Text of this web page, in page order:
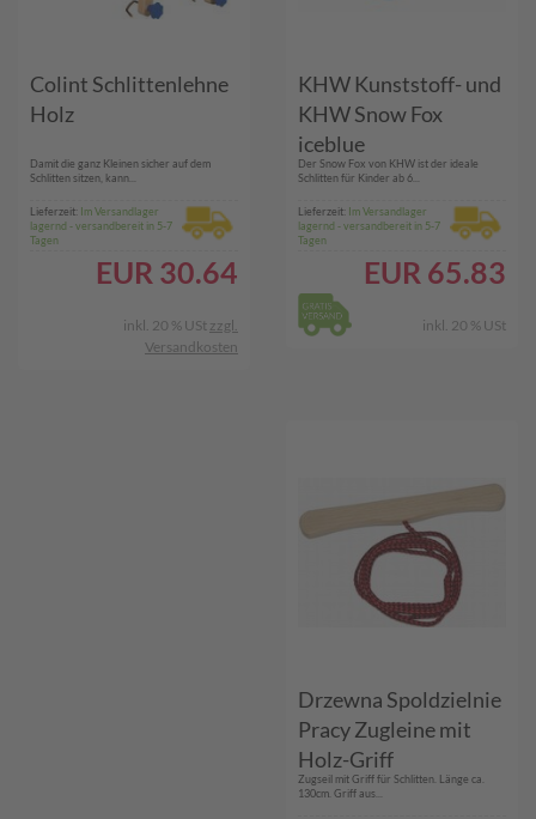
Colint Schlittenlehne
Holz
Damit die ganz Kleinen sicher auf dem
Schlitten sitzen, kann...
Lieferzeit: Im Versandlager
lagernd - versandbereit in 5-7
Tagen
EUR 30.64
inkl. 20 % USt zzgl.
Versandkosten
KHW Kunststoff- und
KHW Snow Fox
iceblue
Der Snow Fox von KHW ist der ideale
Schlitten für Kinder ab 6...
Lieferzeit: Im Versandlager
lagernd - versandbereit in 5-7
Tagen
EUR 65.83
inkl. 20 % USt
Drzewna Spoldzielnie
Pracy Zugleine mit
Holz-Griff
Zugseil mit Griff für Schlitten. Länge ca.
130cm. Griff aus...